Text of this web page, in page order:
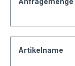
Artikelname